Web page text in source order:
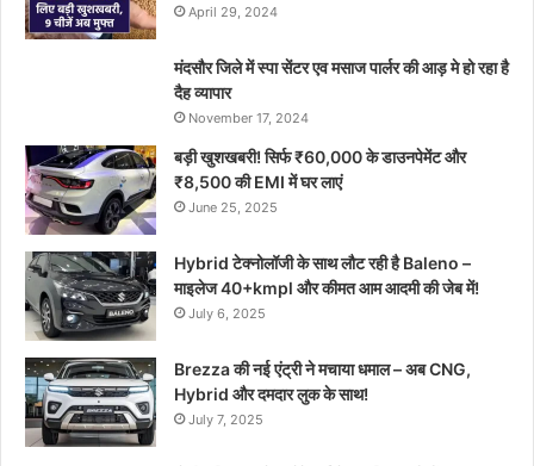
April 29, 2024
मंदसौर जिले में स्पा सेंटर एव मसाज पार्लर की आड़ मे हो रहा है
दैह व्यापार
November 17, 2024
बड़ी खुशखबरी! सिर्फ ₹60,000 के डाउनपेमेंट और
₹8,500 की EMI में घर लाएं
June 25, 2025
Hybrid टेक्नोलॉजी के साथ लौट रही है Baleno –
माइलेज 40+kmpl और कीमत आम आदमी की जेब में!
July 6, 2025
Brezza की नई एंट्री ने मचाया धमाल – अब CNG,
Hybrid और दमदार लुक के साथ!
July 7, 2025